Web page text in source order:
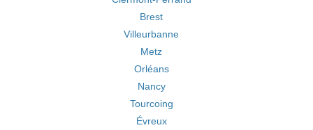
Brest
Villeurbanne
Metz
Orléans
Nancy
Tourcoing
Évreux